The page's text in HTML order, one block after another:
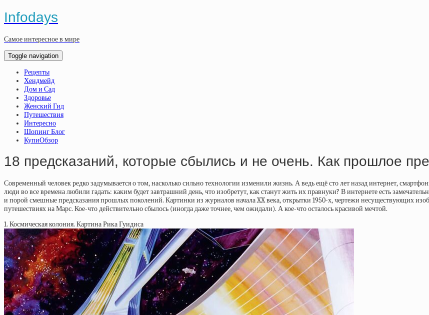
Infodays
Самое интересное в мире
Toggle navigation
Рецепты
Хендмейд
Дом и Сад
Здоровье
Женский Гид
Путешествия
Интересно
Шопинг Блог
КупиОбзор
18 предсказаний, которые сбылись и не очень. Как прошлое
Современный человек редко задумывается о том, насколько сильно технологии изменили жизнь. А ведь ещё сто лет назад интернет,
люди во все времена любили гадать: каким будет завтрашний день, что изобретут, как станут жить их правнуки? В интернете есть
и порой смешные предсказания прошлых поколений. Картинки из журналов начала XX века, открытки 1950-х, чертежи несуществующих
путешествиях на Марс. Кое-что действительно сбылось (иногда даже точнее, чем ожидали). А кое-что осталось красивой мечтой.
1. Космическая колония. Картина Рика Гуидиса